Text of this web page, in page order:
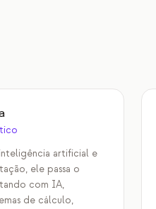
artificial e
ele passa o
com IA,
de cálculo,